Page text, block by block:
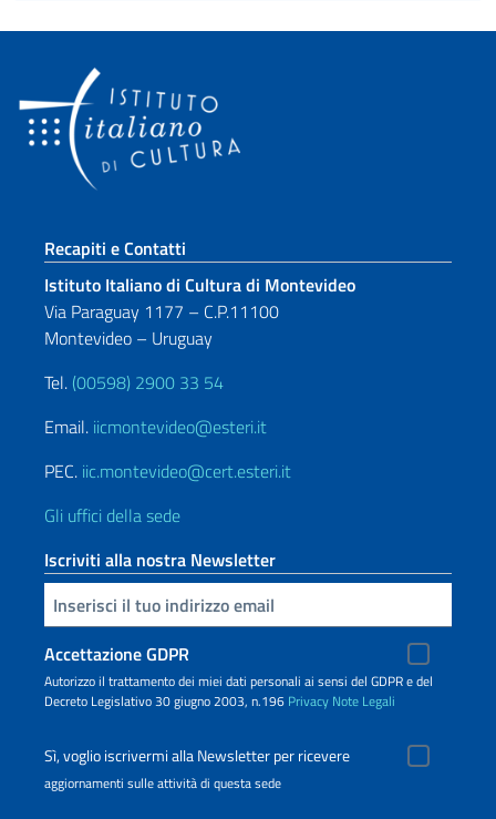
Sezione footer
Recapiti e Contatti
Istituto Italiano di Cultura di Montevideo
Via Paraguay 1177 – C.P.11100
Montevideo – Uruguay
Tel. (00598) 2900 33 54
Email. iicmontevideo@esteri.it
PEC. iic.montevideo@cert.esteri.it
Gli uffici della sede
Iscriviti alla nostra Newsletter
Inserisci la tua email
Accettazione GDPR
Autorizzo il trattamento dei miei dati personali ai sensi del GDPR e del
Decreto Legislativo 30 giugno 2003, n.196 Privacy Note Legali
Sì, voglio iscrivermi alla Newsletter per ricevere
aggiornamenti sulle attività di questa sede